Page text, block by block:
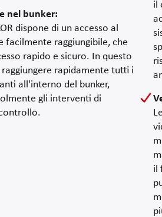
è dotato di due joystick e di una
attivo della trazione
Speedtronic-Cruise, la trazione
controllato da CAN‑Bus commuta
nel bunker:
dispone di un accesso al
facilmente raggiungibile, che
rapido e sicuro. In questo
rapidamente tutti i
all'interno del bunker,
gli interventi di
il
il